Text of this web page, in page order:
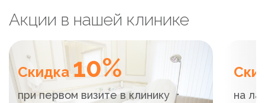
Акции в нашей клинике
Скидка 10%
при первом визите в клинику
на